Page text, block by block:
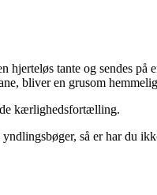
tante og sendes
bliver en grusom
kærlighedsfortælling.
så er har du